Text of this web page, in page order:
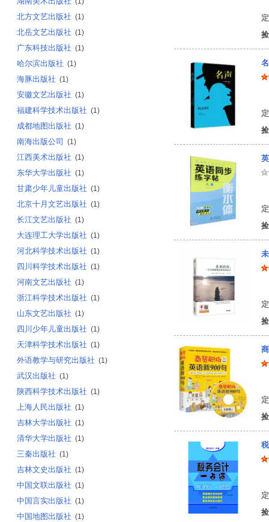
北方文艺出版社 (1)
北岳文艺出版社 (1)
广东科技出版社 (1)
哈尔滨出版社 (1)
海豚出版社 (1)
安徽文艺出版社 (1)
福建科学技术出版社 (1)
成都地图出版社 (1)
南海出版公司 (1)
江西美术出版社 (1)
东华大学出版社 (1)
甘肃少年儿童出版社 (1)
北京十月文艺出版社 (1)
长江文艺出版社 (1)
大连理工大学出版社 (1)
河北科学技术出版社 (1)
四川科学技术出版社 (1)
河南文艺出版社 (1)
浙江科学技术出版社 (1)
山东文艺出版社 (1)
四川少年儿童出版社 (1)
天津科学技术出版社 (1)
外语教学与研究出版社 (1)
武汉出版社 (1)
陕西科学技术出版社 (1)
上海人民出版社 (1)
吉林大学出版社 (1)
清华大学出版社 (1)
三秦出版社 (1)
吉林文史出版社 (1)
中国文联出版社 (1)
中国言实出版社 (1)
中国地图出版社 (1)